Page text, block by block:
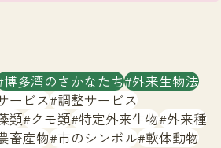
中 大
かウェブセンターとは
博多湾のさかなたち 外来生物法
ービス 調整サービス
類 クモ類 特定外来生物 外来種
畜産物 市のシンボル 軟体動物